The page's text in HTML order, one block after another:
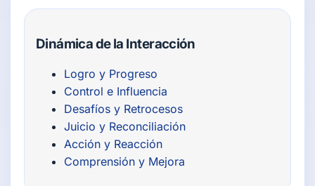
Dinámica de la Interacción
Logro y Progreso
Control e Influencia
Desafíos y Retrocesos
Juicio y Reconciliación
Acción y Reacción
Comprensión y Mejora